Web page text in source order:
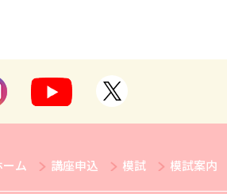
ーム 講座申込 模試 模試案内